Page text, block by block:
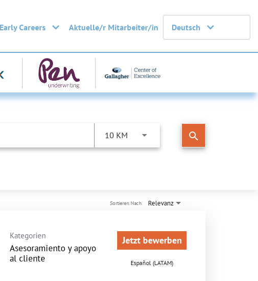
Early Careers Aktuelle/r Mitarbeiter/in Deutsch
10 KM search
Relevanz
Sortieren Nach
Kategorien
Asesoramiento y apoyo
al cliente
Jetzt bewerben
Español (LATAM)